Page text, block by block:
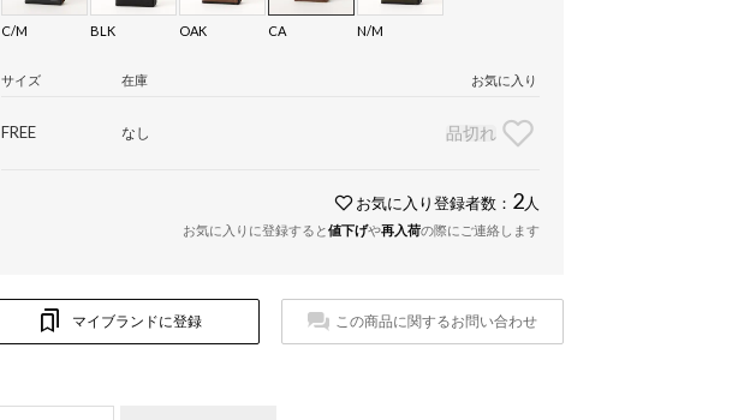
C/M BLK OAK CA N/M
サイズ 在庫 お気に入り
FREE なし 品切れ
お気に入り登録者数： 2 人
お気に入りに登録すると値下げや再入荷の際にご連絡します
マイブランドに登録 この商品に関するお問い合わせ